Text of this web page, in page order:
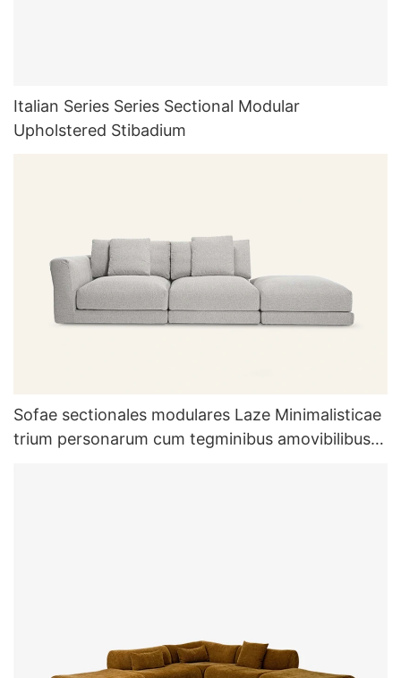
Italian Series Series Sectional Modular
Upholstered Stibadium
Sofae sectionales modulares Laze Minimalisticae
trium personarum cum tegminibus amovibilibus